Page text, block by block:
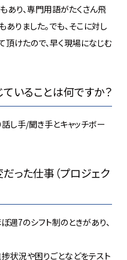
あり、専門用語がたくさん飛
りました。でも、そこに対し
けたので、早く現場になじむ
いることは何ですか？
し手/聞き手とキャッチボー
った仕事（プロジェク
7のシフト制のときがあり、
状況や困りごとなどをテスト